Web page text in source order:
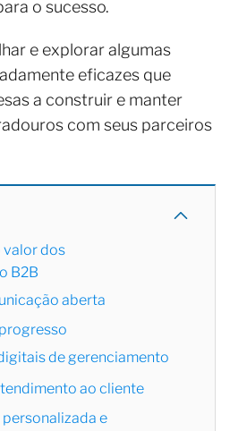
o sucesso.
e explorar algumas
eficazes que
a construir e manter
com seus parceiros
valor dos
B2B
aberta
de gerenciamento
ao cliente
e